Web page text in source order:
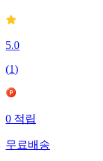
5.0
(1)
0적립
무료배송